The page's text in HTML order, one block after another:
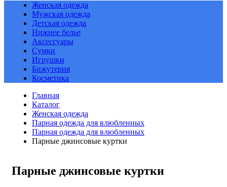
Женская одежда
Мужская одежда
Детская одежда
Нижнее белье
Аксессуары
Сумки
Игрушки
Бижутерия
Косметика
Главная
Каталог
Женская одежда
Парная одежда для влюбленных
Парная одежда для влюбленных
Парные джинсовые куртки
Парные джинсовые куртки